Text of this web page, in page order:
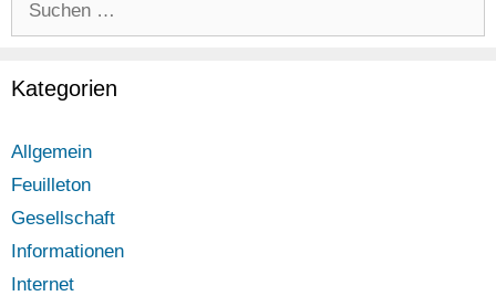
Kategorien
Allgemein
Feuilleton
Gesellschaft
Informationen
Internet